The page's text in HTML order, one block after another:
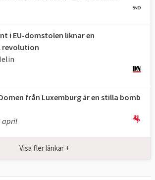
EU-kommissionen 6-3
Sverige vannEU-
godkännande av farliga
i vissa produkter underkändes
brustit i omsorgsplikten
mer lämpliga och mindre
för människors hälsa.
överklagade och fick
skjuta upp verkställandet av
2021, se nedan.
i EU-domstolen liknar en
från Luxemburg är en stilla bomb
april
Visa fler länkar +